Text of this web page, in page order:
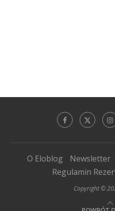
O Eloblog Newsletter
Regulamin
Copyright ©